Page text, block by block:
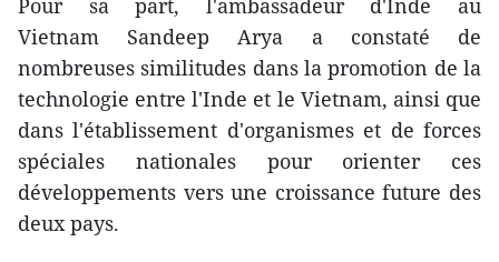
Pour sa part, l'ambassadeur d'Inde au
Vietnam Sandeep Arya a constaté de
nombreuses similitudes dans la promotion de la
technologie entre l'Inde et le Vietnam, ainsi que
dans l'établissement d'organismes et de forces
spéciales nationales pour orienter ces
développements vers une croissance future des
deux pays.